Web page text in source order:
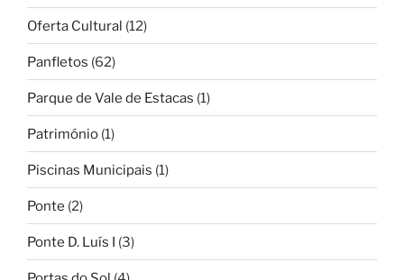
Oferta Cultural (12)
Panfletos (62)
Parque de Vale de Estacas (1)
Património (1)
Piscinas Municipais (1)
Ponte (2)
Ponte D. Luís I (3)